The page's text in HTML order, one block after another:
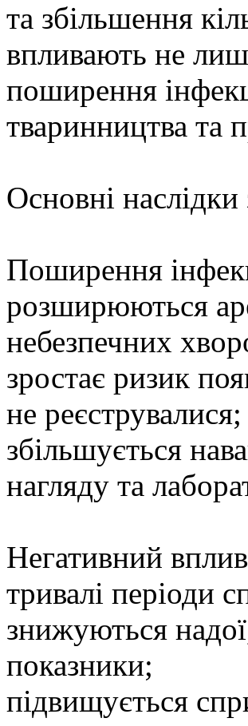
та збільшення
впливають не
поширення
тваринництва та
Основні наслідки
Поширення
розширюються
небезпечних
зростає ризик
не реєструвалися;
збільшується
нагляду та
Негативний
тривалі періоди
знижуються
показники;
підвищується